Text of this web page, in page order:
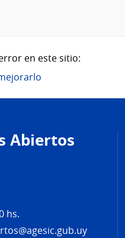
en este sitio:
Abiertos
hs.